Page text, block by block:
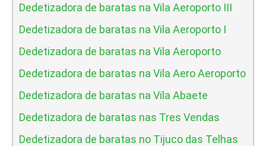
Dedetizadora de baratas na Vila Aeroporto III
Dedetizadora de baratas na Vila Aeroporto I
Dedetizadora de baratas na Vila Aeroporto
Dedetizadora de baratas na Vila Aero Aeroporto
Dedetizadora de baratas na Vila Abaete
Dedetizadora de baratas nas Tres Vendas
Dedetizadora de baratas no Tijuco das Telhas